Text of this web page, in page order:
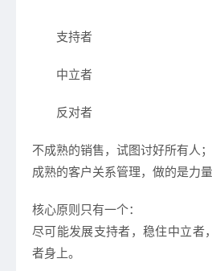
支持者
中立者
反对者
不成熟的销售，试图讨好所有人；
成熟的客户关系管理，做的是力
核心原则只有一个：
尽可能发展支持者，稳住中立者
者身上。